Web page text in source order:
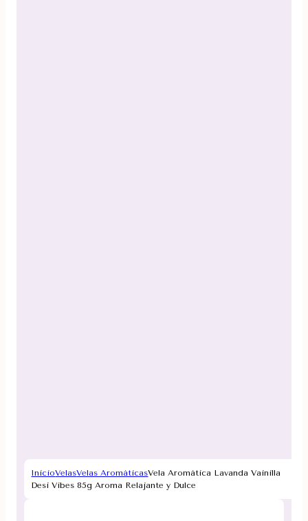
InicioVelasVelas AromáticasVela Aromática Lavanda Vainilla
Desi Vibes 85g Aroma Relajante y Dulce